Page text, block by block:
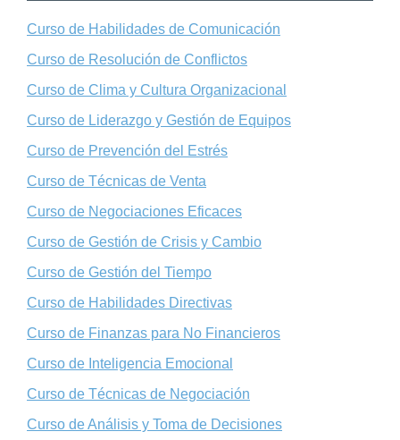
Curso de Habilidades de Comunicación
Curso de Resolución de Conflictos
Curso de Clima y Cultura Organizacional
Curso de Liderazgo y Gestión de Equipos
Curso de Prevención del Estrés
Curso de Técnicas de Venta
Curso de Negociaciones Eficaces
Curso de Gestión de Crisis y Cambio
Curso de Gestión del Tiempo
Curso de Habilidades Directivas
Curso de Finanzas para No Financieros
Curso de Inteligencia Emocional
Curso de Técnicas de Negociación
Curso de Análisis y Toma de Decisiones